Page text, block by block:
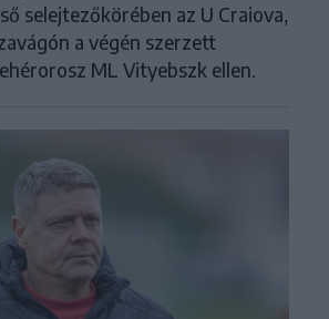
selejtezőkörében az U Craiova,
a végén szerzett
ML Vityebszk ellen.